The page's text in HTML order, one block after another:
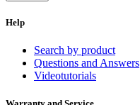
Help
Search by product
Questions and Answers
Videotutorials